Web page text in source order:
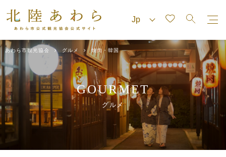
あわら市観光協会 グルメ 焼肉・韓国
GOURMET
グルメ